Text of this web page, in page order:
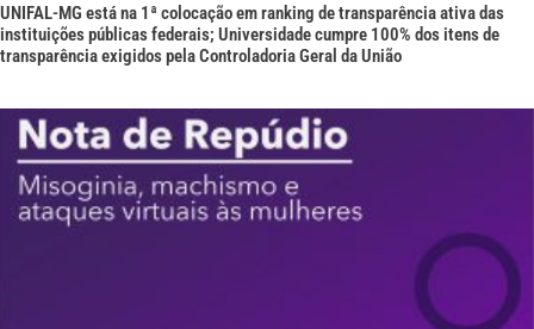
UNIFAL-MG está na 1ª colocação em ranking de transparência ativa das
instituições públicas federais; Universidade cumpre 100% dos itens de
transparência exigidos pela Controladoria Geral da União